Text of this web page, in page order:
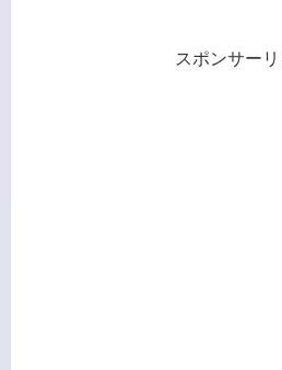
スポンサーリ